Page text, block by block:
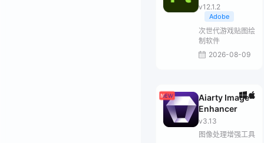
Painter
v12.1.2
Adobe
次世代游戏贴图绘
制软件
2026-08-09
Aiarty Image
Enhancer
v3.13
图像处理增强工具